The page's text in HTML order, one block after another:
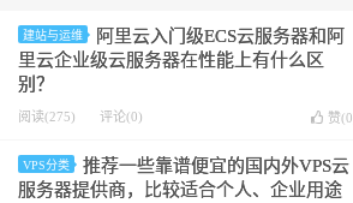
建站与运维
阿里云入门级ECS云服务器和阿
里云企业级云服务器在性能上有什么区
别？
阅读(275) 评论(0) 赞(0
VPS分类
推荐一些靠谱便宜的国内外VPS云
服务器提供商，比较适合个人、企业用途